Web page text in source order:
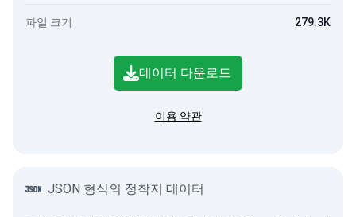
파일 크기 279.3K
데이터 다운로드
이용 약관
JSON 형식의 정착지 데이터